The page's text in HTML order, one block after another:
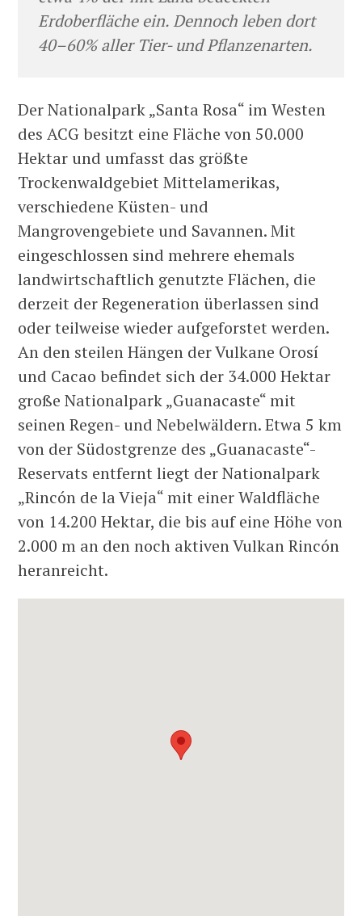
Erdoberfläche ein. Dennoch leben dort
40–60% aller Tier- und Pflanzenarten.
Der Nationalpark „Santa Rosa“ im Westen
des ACG besitzt eine Fläche von 50.000
Hektar und umfasst das größte
Trockenwaldgebiet Mittelamerikas,
verschiedene Küsten- und
Mangrovengebiete und Savannen. Mit
eingeschlossen sind mehrere ehemals
landwirtschaftlich genutzte Flächen, die
derzeit der Regeneration überlassen sind
oder teilweise wieder aufgeforstet werden.
An den steilen Hängen der Vulkane Orosí
und Cacao befindet sich der 34.000 Hektar
große Nationalpark „Guanacaste“ mit
seinen Regen- und Nebelwäldern. Etwa 5 km
von der Südostgrenze des „Guanacaste“-
Reservats entfernt liegt der Nationalpark
„Rincón de la Vieja“ mit einer Waldfläche
von 14.200 Hektar, die bis auf eine Höhe von
2.000 m an den noch aktiven Vulkan Rincón
heranreicht.